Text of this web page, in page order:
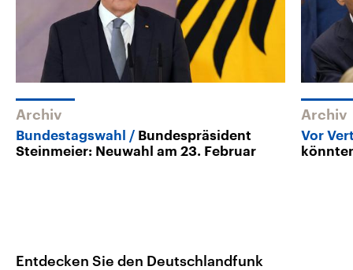
Archiv
Bundestagswahl
Bundespräsident
Steinmeier: Neuwahl am 23. Februar
Archiv
Vor
Entdecken Sie den Deutschlandfunk